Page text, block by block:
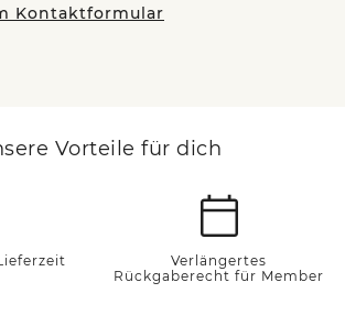
Kontaktformular
Vorteile für dich
Verlängertes
Rückgaberecht für Member